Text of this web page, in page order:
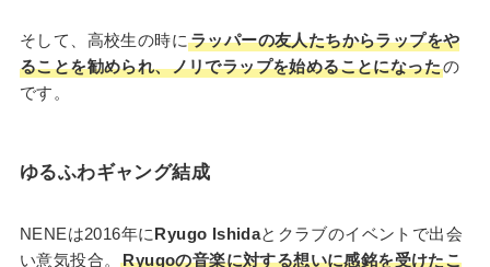
そして、高校生の時に ラッパーの友人たちからラップをや
ることを勧められ、ノリでラップを始めることになったの
です。
ゆるふわギャング結成
NENEは2016年にRyugo Ishidaとクラブのイベントで出会
い意気投合。Ryugoの音楽に対する想いに感銘を受けたこ